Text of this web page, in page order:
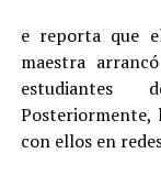
e reporta que
maestra
estudiantes
con ellos en